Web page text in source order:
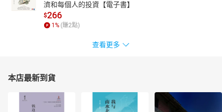
濟和每個人的投資【電子書】
$266
1 % (賺2點)
查看更多
本店最新到貨